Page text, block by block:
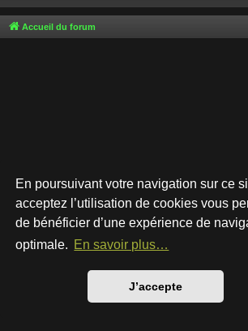
En poursuivant votre navigation sur ce
acceptez l’utilisation de cookies vous
de bénéficier d’une expérience de
optimale. En savoir plus…
J’accepte
Accueil du forum
Développé parphpBB® Forum Software ©
Style par
Traduction française officielle